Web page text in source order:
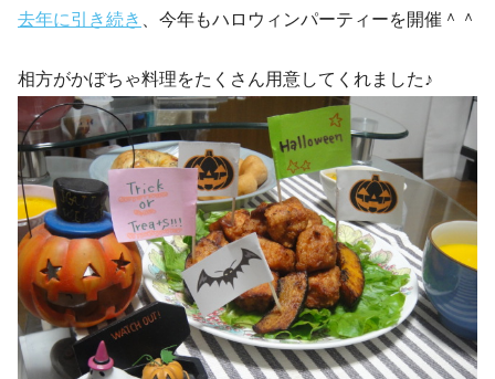
去年に引き続き 、今年もハロウィンパーティーを開催＾＾
相方がかぼちゃ料理をたくさん用意してくれました♪